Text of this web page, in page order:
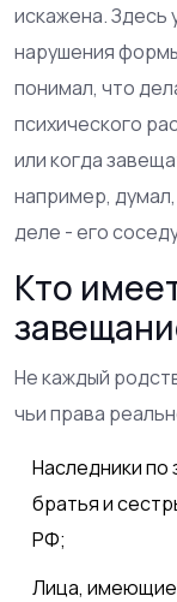
искажена. Здесь
нарушения
понимал, что
психического
или когда
например,
деле - его
Кто
Не каждый
чьи права
Наследники по
братья и
РФ;
Лица, имеющие